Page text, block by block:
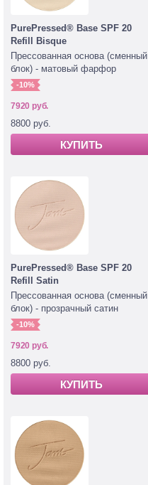
PurePressed® Base SPF 20
Refill Bisque
Прессованная основа (сменный
блок) - матовый фарфор
-10%
7920 руб.
8800 руб.
КУПИТЬ
PurePressed® Base SPF 20
Refill Satin
Прессованная основа (сменный
блок) - прозрачный сатин
-10%
7920 руб.
8800 руб.
КУПИТЬ